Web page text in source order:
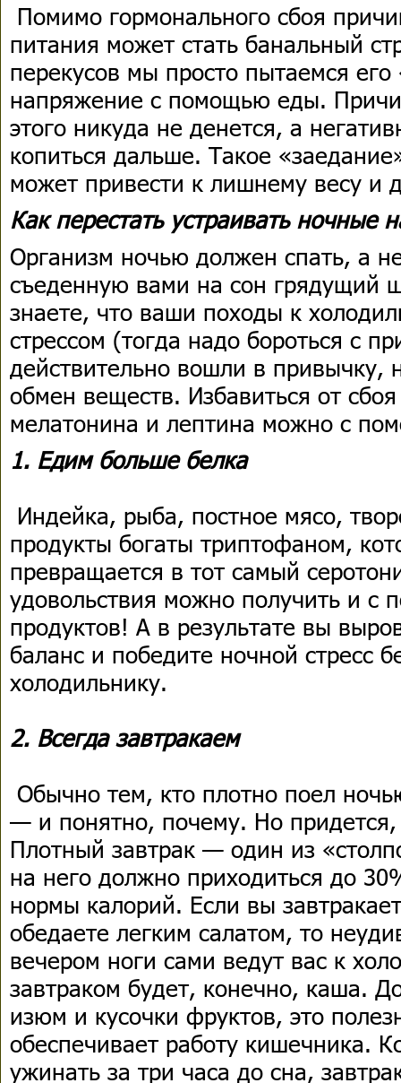
Помимо гормонального сбоя
питания может стать банальный
перекусов мы просто пытаемся его
напряжение с помощью еды.
этого никуда не денется, а
копиться дальше. Такое
может привести к лишнему весу
Как перестать устраивать ночные
Организм ночью должен спать, а
съеденную вами на сон грядущий
знаете, что ваши походы к
стрессом (тогда надо бороться с
действительно вошли в привычку,
обмен веществ. Избавиться от
мелатонина и лептина можно с
1. Едим больше белка
Индейка, рыба, постное мясо,
продукты богаты триптофаном,
превращается в тот самый
удовольствия можно получить и с
продуктов! А в результате вы
баланс и победите ночной стресс
холодильнику.
2. Всегда завтракаем
Обычно тем, кто плотно поел
— и понятно, почему. Но
Плотный завтрак — один из
на него должно приходиться до
нормы калорий. Если вы
обедаете легким салатом, то
вечером ноги сами ведут вас к
завтраком будет, конечно, каша.
изюм и кусочки фруктов, это
обеспечивает работу кишечника.
ужинать за три часа до сна,